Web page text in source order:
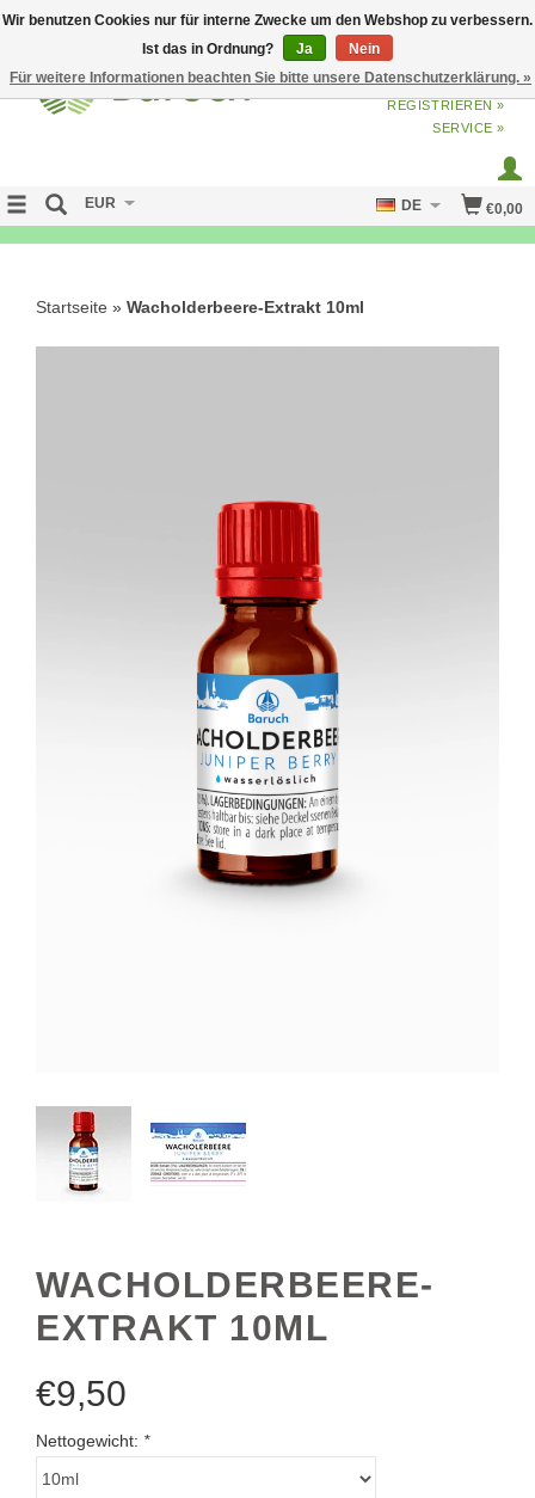
ANMELDENODERJETZT
REGISTRIEREN »
SERVICE »
€0,00
EUR DE
Startseite » Wacholderbeere-Extrakt 10ml
WACHOLDERBEERE-
EXTRAKT 10ML
€9,50
Nettogewicht: *
Wir benutzen Cookies nur für interne Zwecke um den Webshop zu verbessern.
Ist das in Ordnung?
Ja
Nein
Für weitere Informationen beachten Sie bitte unsere Datenschutzerklärung. »